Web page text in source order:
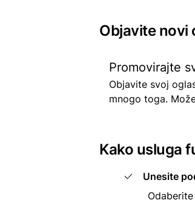
Objavite novi
Promovirajte
Objavite svoj
mnogo toga.
Kako usluga
Unesite